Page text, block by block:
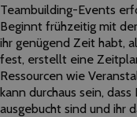
Teambuilding-Events
Beginnt frühzeitig mit
ihr genügend Zeit habt,
fest, erstellt eine
Ressourcen wie
kann durchaus sein,
ausgebucht sind und ihr